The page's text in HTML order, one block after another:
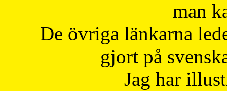
man
De övriga länkarna
gjort på
Jag har